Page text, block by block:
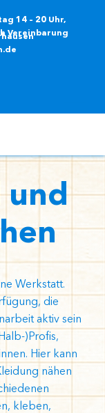
14 – 20 Uhr,
Vereinbarung
und
Werkstatt.
die
aktiv sein
)Profis,
Hier kann
nähen
kleben,